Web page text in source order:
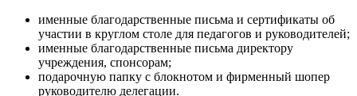
именные благодарственные письма и сертификаты об
участии в круглом столе для педагогов и руководителей;
именные благодарственные письма директору
учреждения, спонсорам;
подарочную папку с блокнотом и фирменный шопер
руководителю делегации.